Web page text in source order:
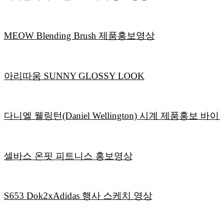
MEOW Blending Brush 제품홍보영상
아리따움 SUNNY GLOSSY LOOK
다니엘 웰링턴(Daniel Wellington) 시계 제품홍보 바
셀바스 온핏 피트니스 홍보영상
S653 Dok2xAdidas 행사 스케치 영상